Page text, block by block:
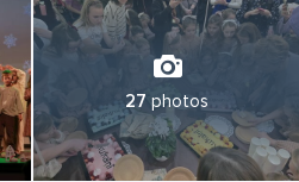
27 photos